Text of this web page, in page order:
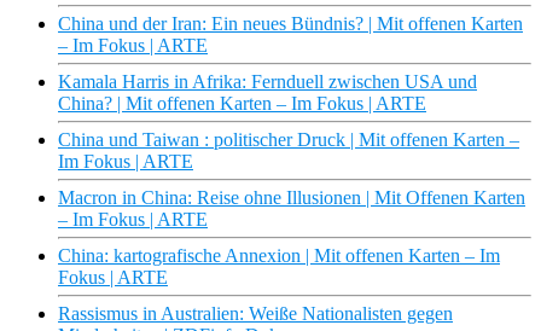
China und der Iran: Ein neues Bündnis? | Mit offenen Karten
– Im Fokus | ARTE
Kamala Harris in Afrika: Fernduell zwischen USA und
China? | Mit offenen Karten – Im Fokus | ARTE
China und Taiwan : politischer Druck | Mit offenen Karten –
Im Fokus | ARTE
Macron in China: Reise ohne Illusionen | Mit Offenen Karten
– Im Fokus | ARTE
China: kartografische Annexion | Mit offenen Karten – Im
Fokus | ARTE
Rassismus in Australien: Weiße Nationalisten gegen